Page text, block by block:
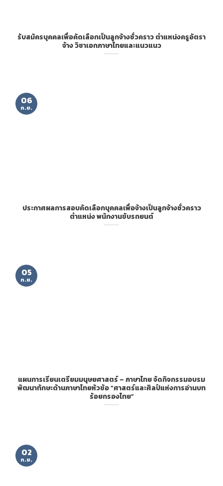
รับสมัครบุคคลเพื่อคัดเลือกเป็นลูกจ้างชั่วคราว ตำแหน่งครูอัตรา
จ้าง วิชาเอกภาษาไทยและแนวแนว
ประกาศผลการสอบคัดเลือกบุคคลเพื่อจ้างเป็นลูกจ้างชั่วคราว
ตำแหน่ง พนักงานขับรถยนต์
06
ก.ย.
แผนการเรียนเตรียมมนุษยศาสตร์ – ภาษาไทย จัดกิจกรรมอบรม
พัฒนาทักษะด้านภาษาไทยหัวข้อ “ศาสตร์และศิลป์แห่งการอ่านบท
ร้อยกรองไทย”
05
ก.ย.
02
ก.ย.